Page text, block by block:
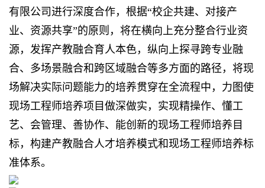
有限公司进行深度合作，根据“校企共建、对接产
业、资源共享”的原则，将在横向上充分整合行业资
源，发挥产教融合育人本色，纵向上探寻跨专业融
合、多场景融合和跨区域融合等多方面的路径，将现
场解决实际问题能力的培养贯穿在全流程中，力图使
现场工程师培养项目做深做实，实现精操作、懂工
艺、会管理、善协作、能创新的现场工程师培养目
标，构建产教融合人才培养模式和现场工程师培养标
准体系。